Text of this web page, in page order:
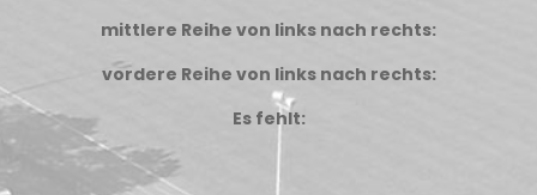
mittlere Reihe von links nach rechts:
vordere Reihe von links nach rechts:
Es fehlt: